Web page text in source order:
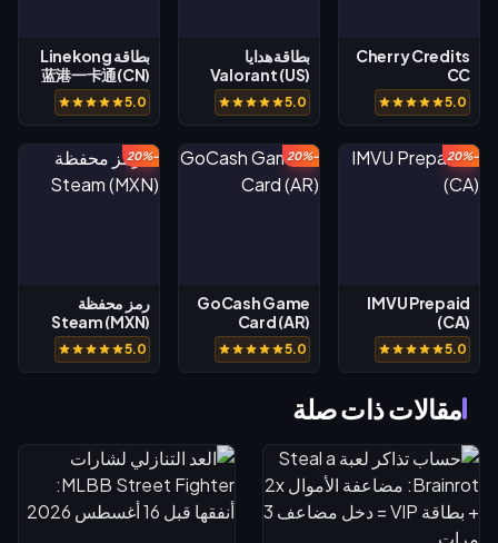
Cherry Credits
CC
5.0
بطاقة هدايا
Valorant (US)
5.0
بطاقة Linekong
蓝港一卡通(CN)
5.0
-20%
IMVU Prepaid
(CA)
5.0
-20%
GoCash Game
Card (AR)
5.0
-20%
رمز محفظة
Steam (MXN)
5.0
مقالات ذات صلة